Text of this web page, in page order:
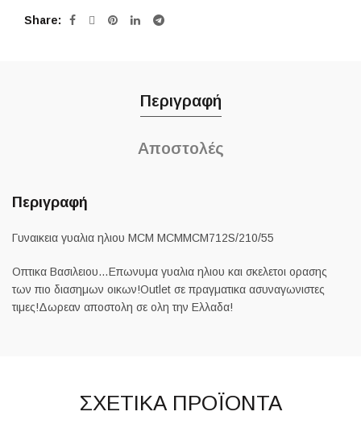
Share
Περιγραφή
Αποστολές
Περιγραφή
Γυναικεια γυαλια ηλιου MCM MCMMCM712S/210/55
Οπτικα Βασιλειου…Επωνυμα γυαλια ηλιου και σκελετοι ορασης
των πιο διασημων οικων!Outlet σε πραγματικα ασυναγωνιστες
τιμες!Δωρεαν αποστολη σε ολη την Ελλαδα!
ΣΧΕΤΙΚΆ ΠΡΟΪΌΝΤΑ